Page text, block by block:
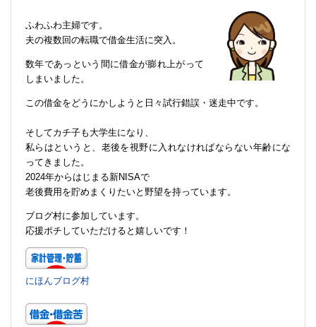
ふわふわ主婦です。
夫の複数回の転職で借金生活に突入。
数年であっという間に借金が膨れ上がって
しまいました。
この借金をどうにかしようと日々試行錯誤・迷走中です。
そしてカチ子も大学生になり、
私らはというと、老後を視野に入れなければならない年齢にな
ってきました。
2024年からはじまる新NISAで
老後費用を貯めまくりたいと野望を持っています。
ブログ村に参加しています。
応援ポチしていただけると嬉しいです！
にほんブログ村